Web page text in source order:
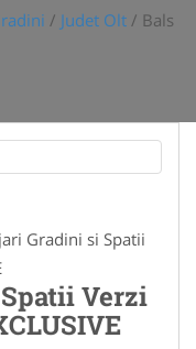
/ Judet Olt / Bals
Gradini si Spatii
Verzi